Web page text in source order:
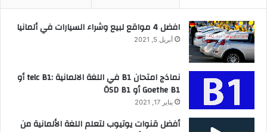
افضل 4 مواقع لبيع وشراء السيارات في ألمانيا
أبريل 5, 2021
نماذج امتحان B1 في اللغة الالمانية :telc B1 أو
Goethe B1 أو ÖSD B1
يناير 17, 2021
أفضل قنوات يوتيوب لتعلم اللغة الألمانية من